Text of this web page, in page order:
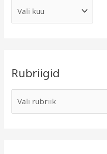
Rubriigid